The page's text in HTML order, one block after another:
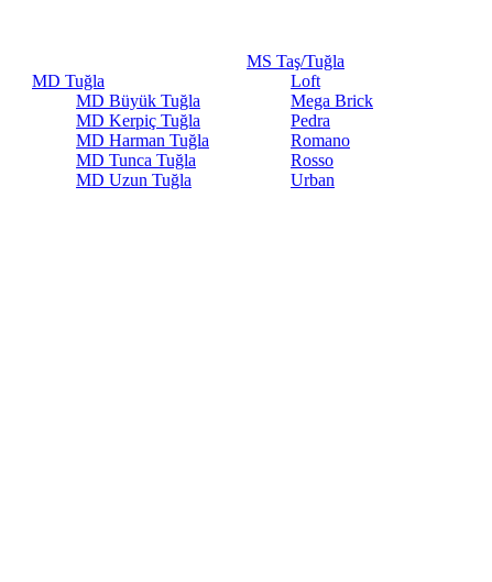
MD Tuğla
MD Büyük Tuğla
MD Kerpiç Tuğla
MD Harman Tuğla
MD Tunca Tuğla
MD Uzun Tuğla
MS Taş/Tuğla
Loft
Mega Brick
Pedra
Romano
Rosso
Urban